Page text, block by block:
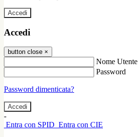
Accedi
Accedi
button close ×
Nome Utente
Password
Password dimenticata?
-
Entra con SPID Entra con CIE